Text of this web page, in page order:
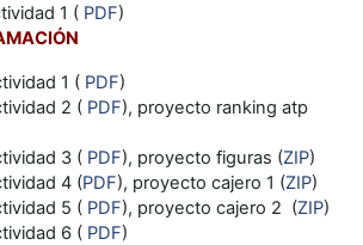
1 ( PDF)
1 ( PDF)
2 ( PDF), proyecto ranking atp
3 ( PDF), proyecto figuras (ZIP)
4 (PDF), proyecto cajero 1 (ZIP)
5 ( PDF), proyecto cajero 2 (ZIP)
6 ( PDF)